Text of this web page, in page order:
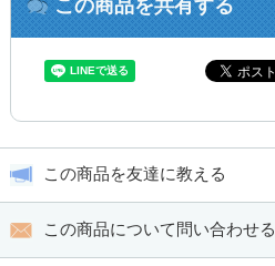
この商品を共有する
この商品を友達に教える
この商品について問い合わせる